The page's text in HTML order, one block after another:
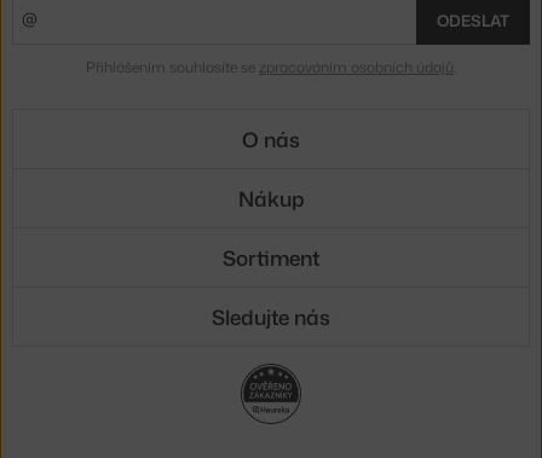
ODESLAT
Přihlášením souhlasíte se zpracováním osobních údajů
O nás
Nákup
Sortiment
Sledujte nás